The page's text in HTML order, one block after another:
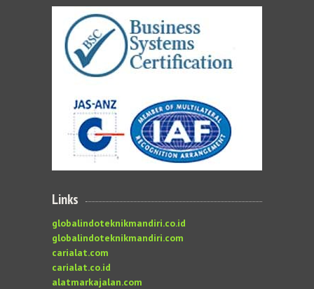
Links
globalindoteknikmandiri.co.id
globalindoteknikmandiri.com
carialat.com
carialat.co.id
alatmarkajalan.com